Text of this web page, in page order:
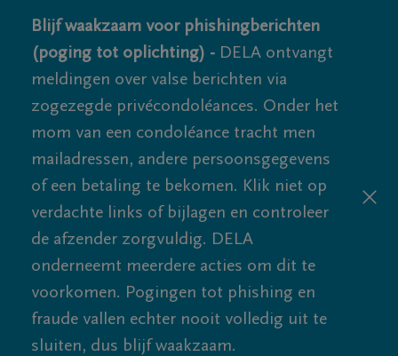
Blijf waakzaam voor phishingberichten
(poging tot oplichting) - DELA ontvangt
meldingen over valse berichten via
zogezegde privécondoléances. Onder het
mom van een condoléance tracht men
mailadressen, andere persoonsgegevens
of een betaling te bekomen. Klik niet op
verdachte links of bijlagen en controleer
de afzender zorgvuldig. DELA
onderneemt meerdere acties om dit te
voorkomen. Pogingen tot phishing en
fraude vallen echter nooit volledig uit te
sluiten, dus blijf waakzaam.